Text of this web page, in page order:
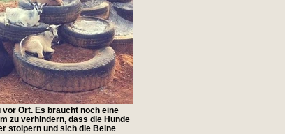
vor Ort. Es braucht noch eine
zu verhindern, dass die Hunde
stolpern und sich die Beine